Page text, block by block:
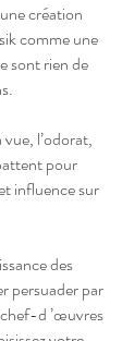
création
comme une
sont rien de
l’odorat,
pour
influence sur
des
persuader par
d ’œuvres